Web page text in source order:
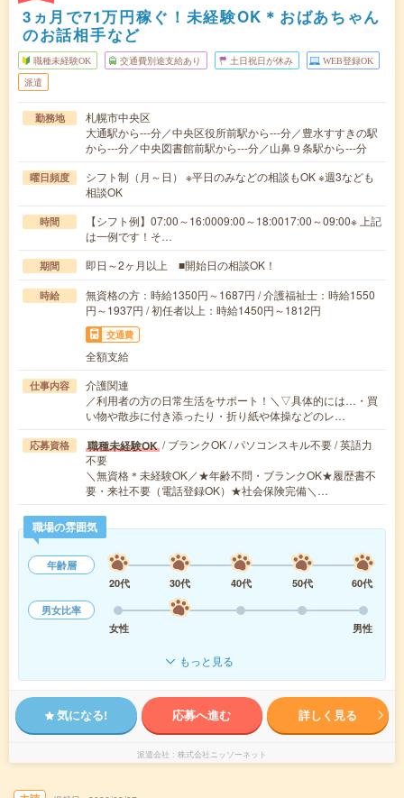
3ヵ月で71万円稼ぐ！未経験OK＊おばあちゃん
のお話相手など
職種未経験OK 交通費別途支給あり 土日祝日が休み WEB登録OK
派遣
勤務地
札幌市中央区
大通駅から---分／中央区役所前駅から---分／豊水すすきの駅
から---分／中央図書館前駅から---分／山鼻９条駅から---分
曜日頻度
シフト制（月～日） ※平日のみなどの相談もOK ※週3なども
相談OK
時間
【シフト例】07:00～16:0009:00～18:0017:00～09:00※ 上記
は一例です！そ…
期間 即日～2ヶ月以上 ■開始日の相談OK！
時給
無資格の方：時給1350円～1687円 / 介護福祉士：時給1550
円～1937円 / 初任者以上：時給1450円～1812円
交通費
全額支給
仕事内容
介護関連
／利用者の方の日常生活をサポート！＼▽具体的には…・買
い物や散歩に付き添ったり・折り紙や体操などのレ…
応募資格 職種未経験OK / ブランクOK / パソコンスキル不要 / 英語力
不要
＼無資格＊未経験OK／★年齢不問・ブランクOK★履歴書不
要・来社不要（電話登録OK）★社会保険完備＼…
職場の雰囲気
年齢層
20代
30代 40代 50代
60代
男女比率
女性
男性
もっと見る
気になる! 応募へ進む 詳しく見る
派遣会社 株式会社ニッソーネット